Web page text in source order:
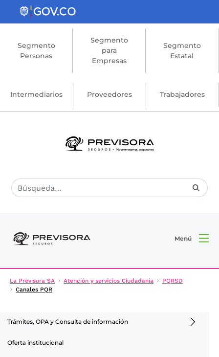
Saltar al contenido principal
Segmento
Personas
Segmento
para
Empresas
Segmento
Estatal
Intermediarios Proveedores Trabajadores
Menú
La Previsora SA Atención y servicios Ciudadanía
PQRSD
Canales PQR
Trámites, OPA y Consulta de información
Oferta institucional